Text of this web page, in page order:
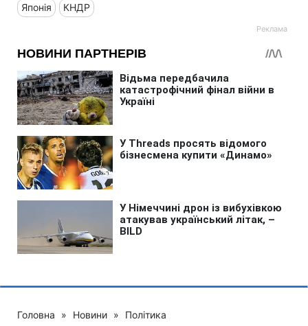
Японія КНДР
Головна » Новини » Політика